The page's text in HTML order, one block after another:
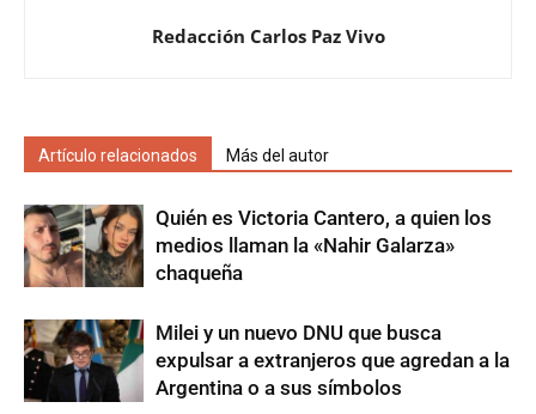
Redacción Carlos Paz Vivo
Artículo relacionados Más del autor
Quién es Victoria Cantero, a quien los
medios llaman la «Nahir Galarza»
chaqueña
Milei y un nuevo DNU que busca
expulsar a extranjeros que agredan a la
Argentina o a sus símbolos